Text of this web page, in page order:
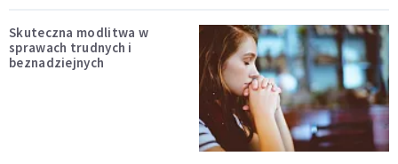
Skuteczna modlitwa w
sprawach trudnych i
beznadziejnych